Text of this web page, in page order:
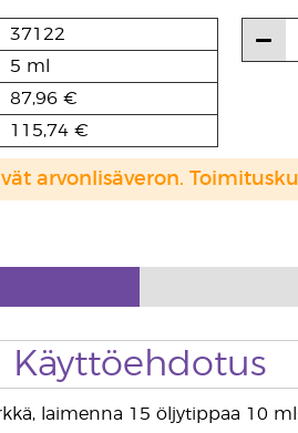
37122
5 ml
87,96 €
115,74 €
arvonlisäveron.
Käyttöehdotus
laimenna 15 öljytippaa 10